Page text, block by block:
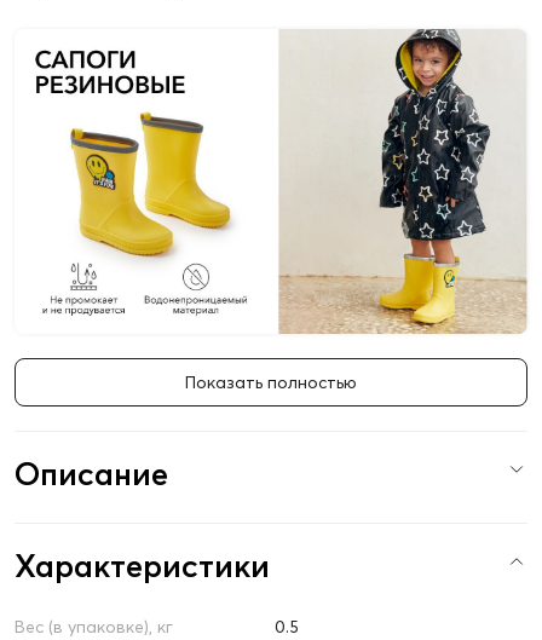
Показать полностью
Описание
Характеристики
Вес (в упаковке), кг
0.5